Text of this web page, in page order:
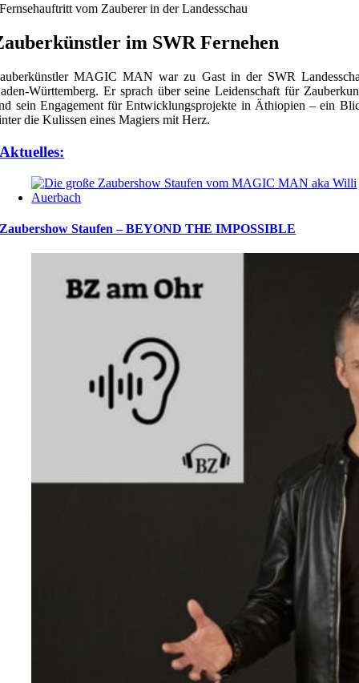
Fernsehauftritt vom Zauberer in der Landesschau
im SWR Fernehen
MAGIC MAN war zu Gast in der SWR
Württemberg. Er sprach über seine Leidenschaft für
sein Engagement für Entwicklungsprojekte in Äthiopien – ein
die Kulissen eines Magiers mit Herz.
Aktuelles:
Zaubershow Staufen – BEYOND THE IMPOSSIBLE